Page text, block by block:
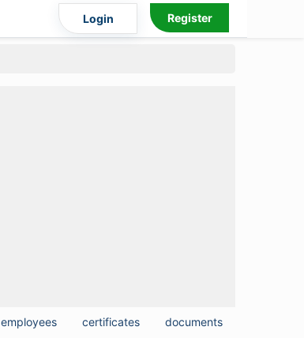
Login Register
employees certificates documents